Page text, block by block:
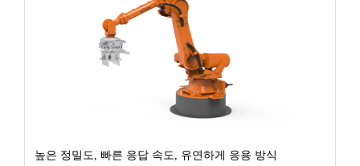
높은 정밀도, 빠른 응답 속도, 유연하게 응용 방식